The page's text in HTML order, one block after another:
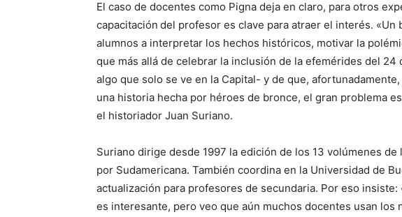
El caso de docentes como Pigna deja en claro, para otros
capacitación del profesor es clave para atraer el interés. «Un
alumnos a interpretar los hechos históricos, motivar la
que más allá de celebrar la inclusión de la efemérides del
algo que solo se ve en la Capital- y de que,
una historia hecha por héroes de bronce, el gran problema
el historiador Juan Suriano.
Suriano dirige desde 1997 la edición de los 13 volúmenes de
por Sudamericana. También coordina en la Universidad de
actualización para profesores de secundaria. Por eso
es interesante, pero veo que aún muchos docentes usan los